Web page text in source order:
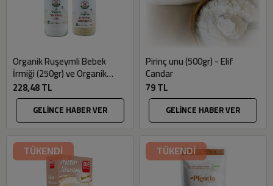
Organik Ruşeymli Bebek
İrmiği (250gr) ve Organik
Tam Pirinç Unu (320gr) Seti -
Mill & More
228,48 TL
GELİNCE HABER VER
Pirinç unu (500gr) - Elif
Candar
79 TL
GELİNCE HABER VER
TÜKENDİ TÜKENDİ